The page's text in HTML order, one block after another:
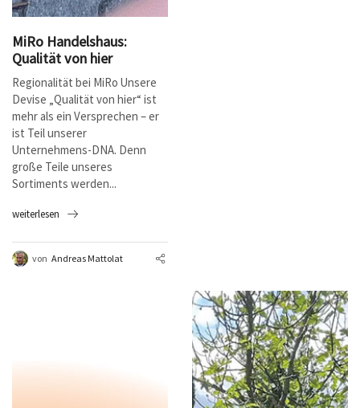
MiRo Handelshaus:
Qualität von hier
Regionalität bei MiRo Unsere
Devise „Qualität von hier“ ist
mehr als ein Versprechen – er
ist Teil unserer
Unternehmens-DNA. Denn
große Teile unseres
Sortiments werden...
weiterlesen
von Andreas Mattolat